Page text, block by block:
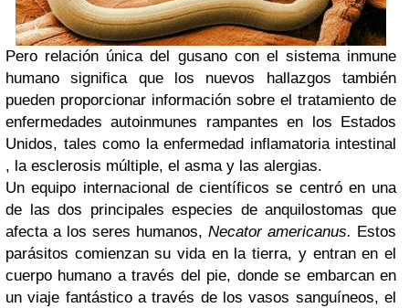
Pero relación única del gusano con el sistema inmune
humano significa que los nuevos hallazgos también
pueden proporcionar información sobre el tratamiento de
enfermedades autoinmunes rampantes en los Estados
Unidos, tales como la enfermedad inflamatoria intestinal
, la esclerosis múltiple, el asma y las alergias.
Un equipo internacional de científicos se centró en una
de las dos principales especies de anquilostomas que
afecta a los seres humanos, Necator americanus. Estos
parásitos comienzan su vida en la tierra, y entran en el
cuerpo humano a través del pie, donde se embarcan en
un viaje fantástico a través de los vasos sanguíneos, el